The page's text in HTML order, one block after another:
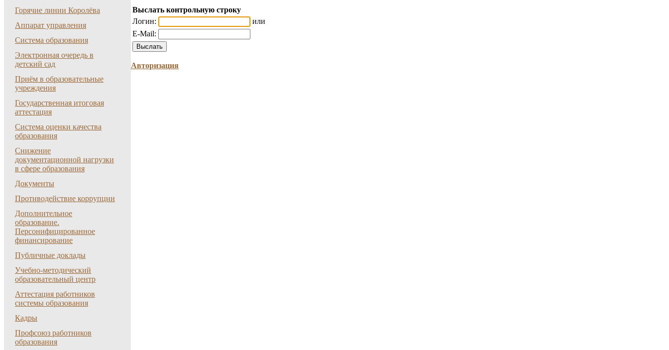
Горячие линии Королёва
Аппарат управления
Система образования
Электронная очередь в
детский сад
Приём в образовательные
учреждения
Государственная итоговая
аттестация
Система оценки качества
образования
Снижение
документационной нагрузки
в сфере образования
Документы
Противодействие коррупции
Дополнительное
образование.
Персонифицированное
финансирование
Публичные доклады
Учебно-методический
образовательный центр
Аттестация работников
системы образования
Кадры
Профсоюз работников
образования
Выслать контрольную строку
Логин:
или
E-Mail:
Авторизация